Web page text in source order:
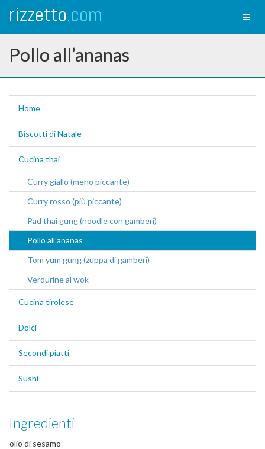
rizzetto.com
Pollo all’ananas
Home
Biscotti di Natale
Cucina thai
Curry giallo (meno piccante)
Curry rosso (più piccante)
Pad thai gung (noodle con gamberi)
Pollo all’ananas
Tom yum gung (zuppa di gamberi)
Verdurine al wok
Cucina tirolese
Dolci
Secondi piatti
Sushi
Ingredienti
olio di sesamo